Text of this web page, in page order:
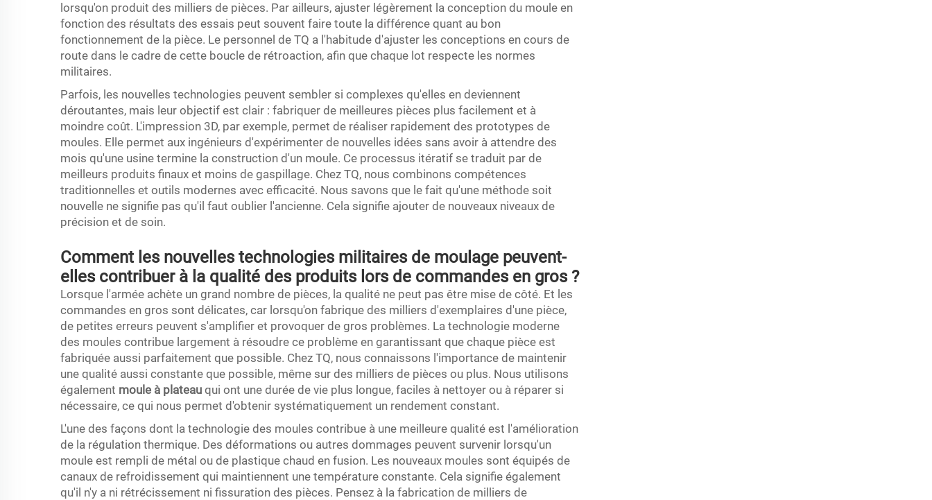
lorsqu'on produit des milliers de pièces. Par ailleurs, ajuster légèrement la conception du moule en
fonction des résultats des essais peut souvent faire toute la différence quant au bon
fonctionnement de la pièce. Le personnel de TQ a l'habitude d'ajuster les conceptions en cours de
route dans le cadre de cette boucle de rétroaction, afin que chaque lot respecte les normes
militaires.
Parfois, les nouvelles technologies peuvent sembler si complexes qu'elles en deviennent
déroutantes, mais leur objectif est clair : fabriquer de meilleures pièces plus facilement et à
moindre coût. L'impression 3D, par exemple, permet de réaliser rapidement des prototypes de
moules. Elle permet aux ingénieurs d'expérimenter de nouvelles idées sans avoir à attendre des
mois qu'une usine termine la construction d'un moule. Ce processus itératif se traduit par de
meilleurs produits finaux et moins de gaspillage. Chez TQ, nous combinons compétences
traditionnelles et outils modernes avec efficacité. Nous savons que le fait qu'une méthode soit
nouvelle ne signifie pas qu'il faut oublier l'ancienne. Cela signifie ajouter de nouveaux niveaux de
précision et de soin.
Comment les nouvelles technologies militaires de moulage peuvent-
elles contribuer à la qualité des produits lors de commandes en gros ?
Lorsque l'armée achète un grand nombre de pièces, la qualité ne peut pas être mise de côté. Et les
commandes en gros sont délicates, car lorsqu'on fabrique des milliers d'exemplaires d'une pièce,
de petites erreurs peuvent s'amplifier et provoquer de gros problèmes. La technologie moderne
des moules contribue largement à résoudre ce problème en garantissant que chaque pièce est
fabriquée aussi parfaitement que possible. Chez TQ, nous connaissons l'importance de maintenir
une qualité aussi constante que possible, même sur des milliers de pièces ou plus. Nous utilisons
également moule à plateau qui ont une durée de vie plus longue, faciles à nettoyer ou à réparer si
nécessaire, ce qui nous permet d'obtenir systématiquement un rendement constant.
L'une des façons dont la technologie des moules contribue à une meilleure qualité est l'amélioration
de la régulation thermique. Des déformations ou autres dommages peuvent survenir lorsqu'un
moule est rempli de métal ou de plastique chaud en fusion. Les nouveaux moules sont équipés de
canaux de refroidissement qui maintiennent une température constante. Cela signifie également
qu'il n'y a ni rétrécissement ni fissuration des pièces. Pensez à la fabrication de milliers de